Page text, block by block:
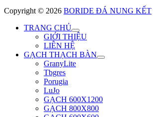
Copyright © 2026 BORIDE ĐÁ NUNG KẾT
TRANG CHỦ
GIỚI THIỆU
LIÊN HỆ
GẠCH THẠCH BÀN
GranyLite
Tbgres
Porugia
LuJo
GẠCH 600X1200
GẠCH 800X800